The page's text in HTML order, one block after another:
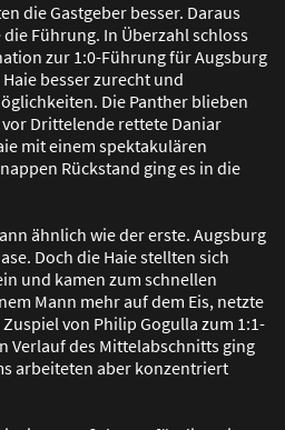
die Gastgeber besser. Daraus
Führung. In Überzahl schloss
zur 1:0-Führung für Augsburg
besser zurecht und
Die Panther blieben
Drittelende rettete Daniar
mit einem spektakulären
Rückstand ging es in die
ähnlich wie der erste. Augsburg
Doch die Haie stellten sich
und kamen zum schnellen
Mann mehr auf dem Eis, netzte
von Philip Gogulla zum 1:1-
Verlauf des Mittelabschnitts ging
arbeiteten aber konzentriert